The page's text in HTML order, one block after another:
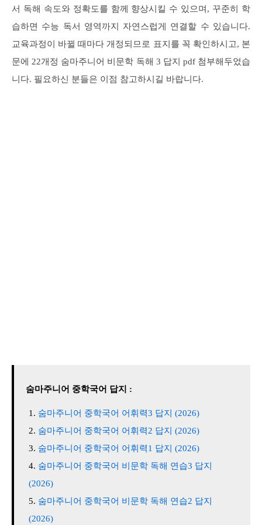
서 독해 속도와 정확도를 함께 향상시킬 수 있으며, 꾸준히 학
습하면 수능 독서 영역까지 자연스럽게 연결할 수 있습니다.
교육과정이 바뀔 때마다 개정되므로 표지를 꼭 확인하시고, 본
문에 22개정 숨마주니어 비문학 독해 3 답지 pdf 첨부해두었습
니다. 필요하신 분들은 이점 참고하시길 바랍니다.
숨마주니어 중학국어 답지 :
숨마주니어 중학국어 어휘력3 답지 (2026)
숨마주니어 중학국어 어휘력2 답지 (2026)
숨마주니어 중학국어 어휘력1 답지 (2026)
숨마주니어 중학국어 비문학 독해 연습3 답지
(2026)
숨마주니어 중학국어 비문학 독해 연습2 답지
(2026)